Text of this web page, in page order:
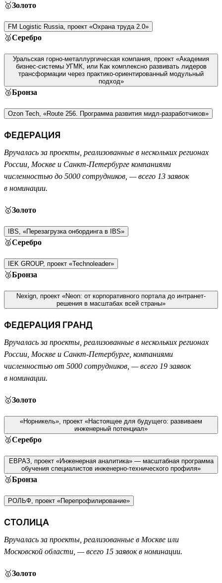
🥇Золото
FM Logistic Russia, проект «Охрана труда 2.0»
🥈Серебро
Уральская горно-металлургическая компания, проект «Академия
бизнес-системы УГМК, или Как комплексно развивать лидеров
трансформации через практико-ориентированный модульный
подход»
🥉Бронза
Ozon Tech, «Route 256. Программа развития мидл-разработчиков»
ФЕДЕРАЦИЯ
Вручалась за проекты, реализованные в нескольких регионах
России, Москве и Санкт-Петербурге компаниями
численностью до 5000 сотрудников, — всего 13 заявок
в номинации.
🥇Золото
IBS, «Перезагрузка онбординга в IBS»
🥈Серебро
IEK GROUP, проект «Technoleader»
🥉Бронза
Nexign, проект «Neon: от корпоративного портала до интранет-
решения в масштабах всей страны»
ФЕДЕРАЦИЯ ГРАНД
Вручалась за проекты, реализованные в нескольких регионах
России, Москве и Санкт-Петербурге, компаниями
численностью от 5000 сотрудников, — всего 19 заявок
в номинации.
🥇Золото
«Норникель», проект «Настоящее для будущего: развиваем
инженерный потенциал»
🥈Серебро
ЕВРАЗ, проект «Инженерная аналитика» — масштабная программа
обучения специалистов инженерно-технического профиля»
🥉Бронза
РОЛЬФ, проект «Перепрофилирование»
СТОЛИЦА
Вручалась за проекты, реализованные в Москве или
Московской области, — всего 15 заявок в номинации.
🥇Золото